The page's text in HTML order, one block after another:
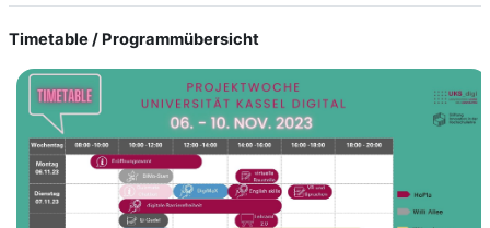
Timetable / Programmübersicht